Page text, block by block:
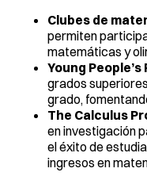
Clubes de
permiten
matemáticas y
Young People’s
grados
grado,
The Calculus
en investigación
el éxito de
ingresos en